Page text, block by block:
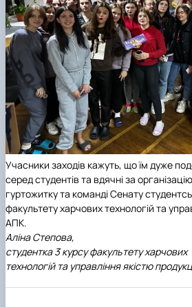
Учасники заходів кажуть, що їм дуже
серед студентів та вдячні за
гуртожитку та команді Сенату
факультету харчових технологій та
АПК.
Аліна Степова,
студентка 3 курсу факультету харчових
технологій та управління якістю